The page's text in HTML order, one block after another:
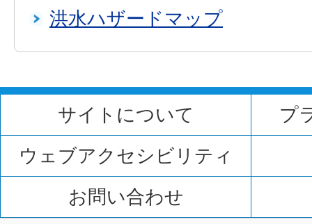
洪水ハザードマップ
サイトについて
プ
ウェブアクセシビリティ
お問い合わせ